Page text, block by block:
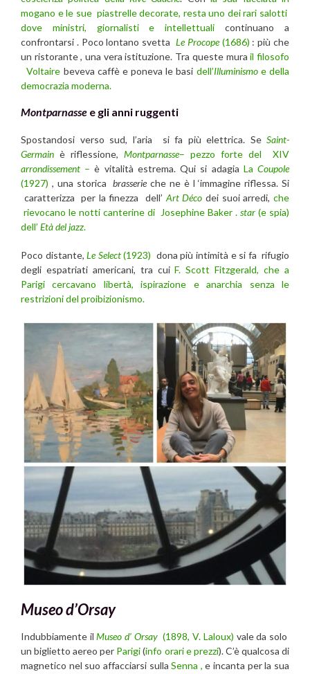
mogano e le sue piastrelle decorate, resta uno dei rari salotti
dove ministri, giornalisti e intellettuali continuano a
confrontarsi . Poco lontano svetta Le Procope(1686) : più che
un ristorante , una vera istituzione. Tra queste murail filosofo
Voltaire beveva caffè e poneva le basi dell’Illuminismo e della
democrazia moderna.
Montparnasse e gli anni ruggenti
Spostandosi verso sud, l’aria si fa più elettrica. Se Saint-
Germain è riflessione, Montparnasse– pezzo forte del XIV
arrondissement – è vitalità estrema. Qui si adagia LaCoupole
(1927) , una storicabrasserie che ne è l ‘immagine riflessa. Si
caratterizza per la finezza dell’ Art Déco dei suoi arredi,che
rievocano le notti canterine di Josephine Baker . star (e spia)
dell’ Età deljazz.
Poco distante,Le Select(1923) dona più intimità e si fa rifugio
degli espatriati americani, tra cuiF. Scott Fitzgerald, che a
Parigi cercavano libertà, ispirazione e anarchia senza le
restrizioni del proibizionismo.
Museo d’Orsay
Indubbiamente ilMuseo d’ Orsay (1898, V. Laloux) vale da solo
un biglietto aereo per Parigi(info orari e prezzi). C’è qualcosa di
magnetico nel suo affacciarsi sullaSenna , e incanta per la sua